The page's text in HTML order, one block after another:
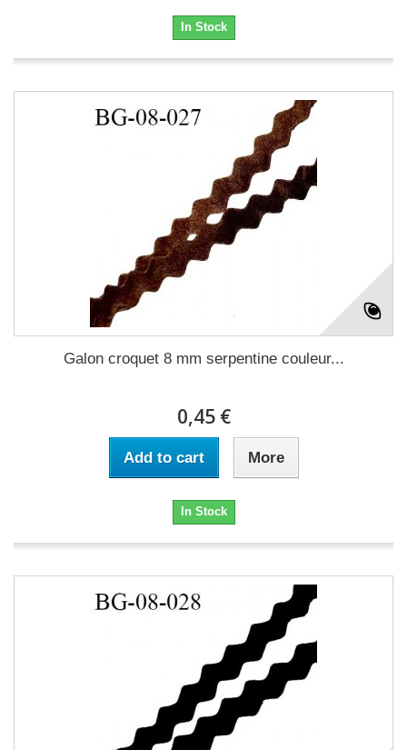
In Stock
Galon croquet 8 mm serpentine couleur...
0,45 €
Add to cart More
In Stock